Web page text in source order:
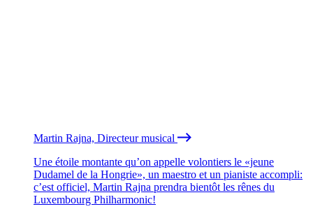
Martin Rajna, Directeur musical
Une étoile montante qu’on appelle volontiers le «jeune
Dudamel de la Hongrie», un maestro et un pianiste accompli:
c’est officiel, Martin Rajna prendra bientôt les rênes du
Luxembourg Philharmonic!